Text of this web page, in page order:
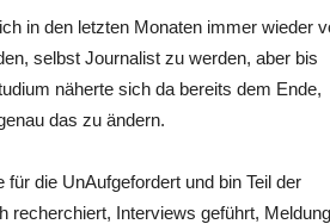
in den letzten Monaten immer wieder
selbst Journalist zu werden, aber bis
näherte sich da bereits dem Ende,
das zu ändern.
die UnAufgefordert und bin Teil der
recherchiert, Interviews geführt,